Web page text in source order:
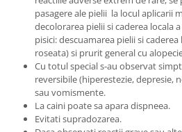
pasagere ale pielii la locul aplicarii
decolorarea pielii si caderea locala
pisici: descuamarea pielii si
roseata) si prurit general cu
Cu totul special s-au observat
reversibile (hiperestezie, depresie,
sau vomismente.
La caini poate sa apara dispneea.
Evitati supradozarea.